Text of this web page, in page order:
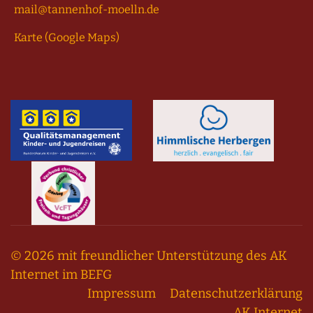
mail@tannenhof-moelln.de
Karte (Google Maps)
© 2026 mit freundlicher Unterstützung des AK
Internet im BEFG
Impressum
Datenschutzerklärung